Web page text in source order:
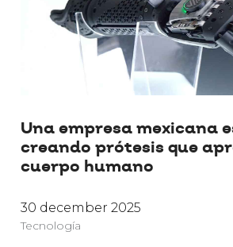
Una empresa mexicana
creando prótesis que
cuerpo humano
30 december 2025
Tecnología